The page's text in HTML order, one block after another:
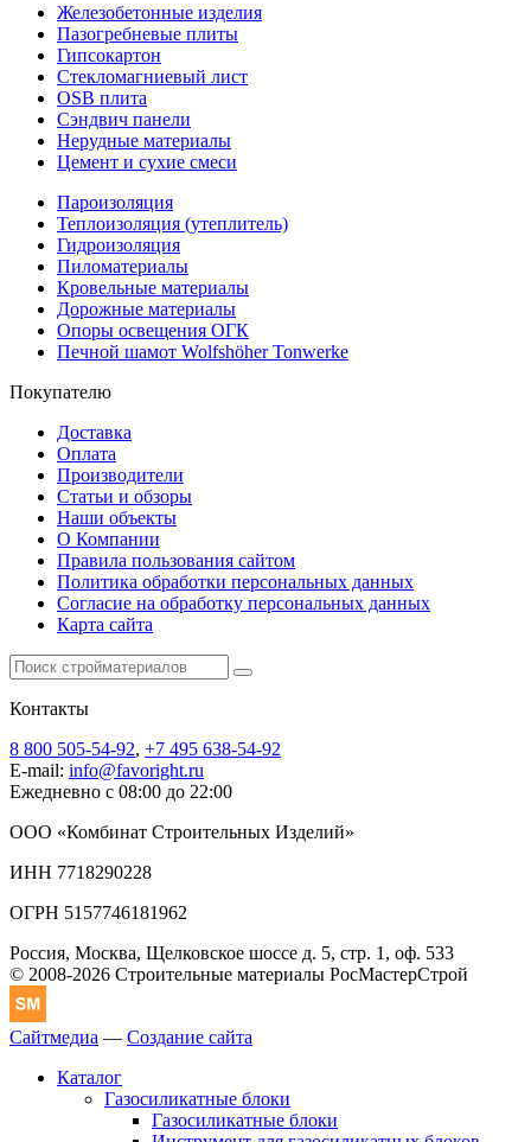
Железобетонные изделия
Пазогребневые плиты
Гипсокартон
Стекломагниевый лист
OSB плита
Сэндвич панели
Нерудные материалы
Цемент и сухие смеси
Пароизоляция
Теплоизоляция (утеплитель)
Гидроизоляция
Пиломатериалы
Кровельные материалы
Дорожные материалы
Опоры освещения ОГК
Печной шамот Wolfshöher Tonwerke
Покупателю
Доставка
Оплата
Производители
Статьи и обзоры
Наши объекты
О Компании
Правила пользования сайтом
Политика обработки персональных данных
Согласие на обработку персональных данных
Карта сайта
Контакты
8 800 505-54-92, +7 495 638-54-92
E-mail: info@favoright.ru
Ежедневно с 08:00 до 22:00
ООО «Комбинат Строительных Изделий»
ИНН 7718290228
ОГРН 5157746181962
Россия, Москва, Щелковское шоссе д. 5, стр. 1, оф. 533
© 2008-2026 Строительные материалы РосМастерСтрой
Сайтмедиа — Создание сайта
Каталог
Газосиликатные блоки
Газосиликатные блоки